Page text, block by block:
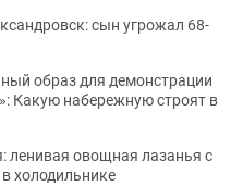
сын угрожал 68-
образ для демонстрации
Какую набережную строят в
ленивая овощная лазанья с
холодильнике